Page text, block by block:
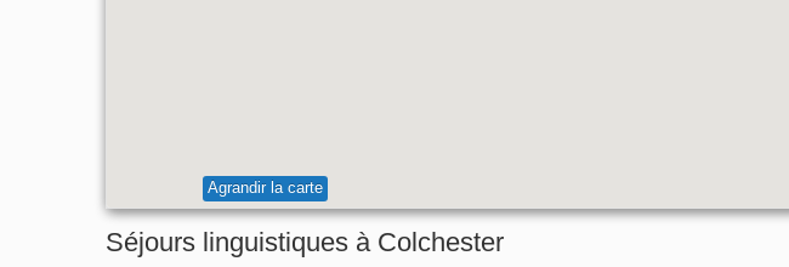
Agrandir la carte
Séjours linguistiques à Colchester